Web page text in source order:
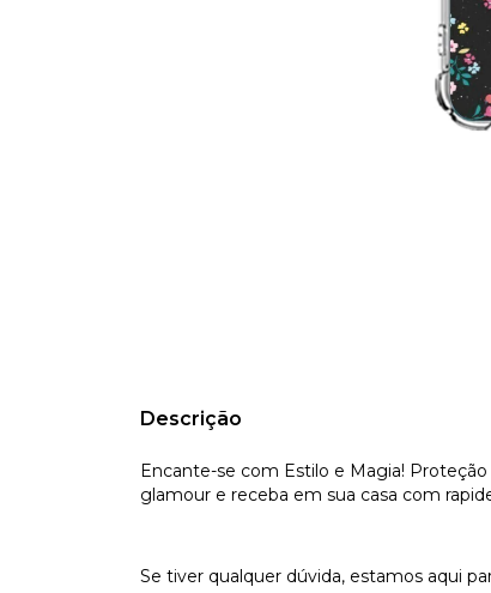
Descrição
Encante-se com Estilo e Magia!
glamour e receba em sua casa com
Se tiver qualquer dúvida, estamos aqui